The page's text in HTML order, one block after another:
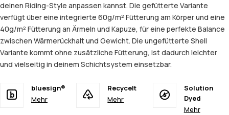
deinen Riding-Style anpassen kannst. Die gefütterte Variante
verfügt über eine integrierte 60g/m² Fütterung am Körper und eine
40g/m² Fütterung an Ärmeln und Kapuze, für eine perfekte Balance
zwischen Wärmerückhalt und Gewicht. Die ungefütterte Shell
Variante kommt ohne zusätzliche Fütterung, ist dadurch leichter
und vielseitig in deinem Schichtsystem einsetzbar.
bluesign®
Mehr
Recycelt
Mehr
Solution
Dyed
Mehr